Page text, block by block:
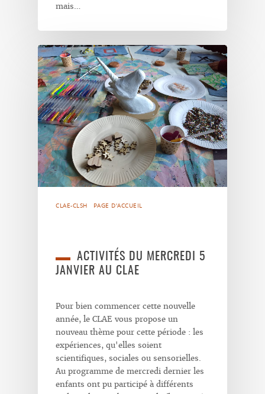
mais…
CLAE-CLSH PAGE D'ACCUEIL
ACTIVITÉS DU MERCREDI 5
JANVIER AU CLAE
Pour bien commencer cette nouvelle
année, le CLAE vous propose un
nouveau thème pour cette période : les
expériences, qu'elles soient
scientifiques, sociales ou sensorielles.
Au programme de mercredi dernier les
enfants ont pu participé à différents